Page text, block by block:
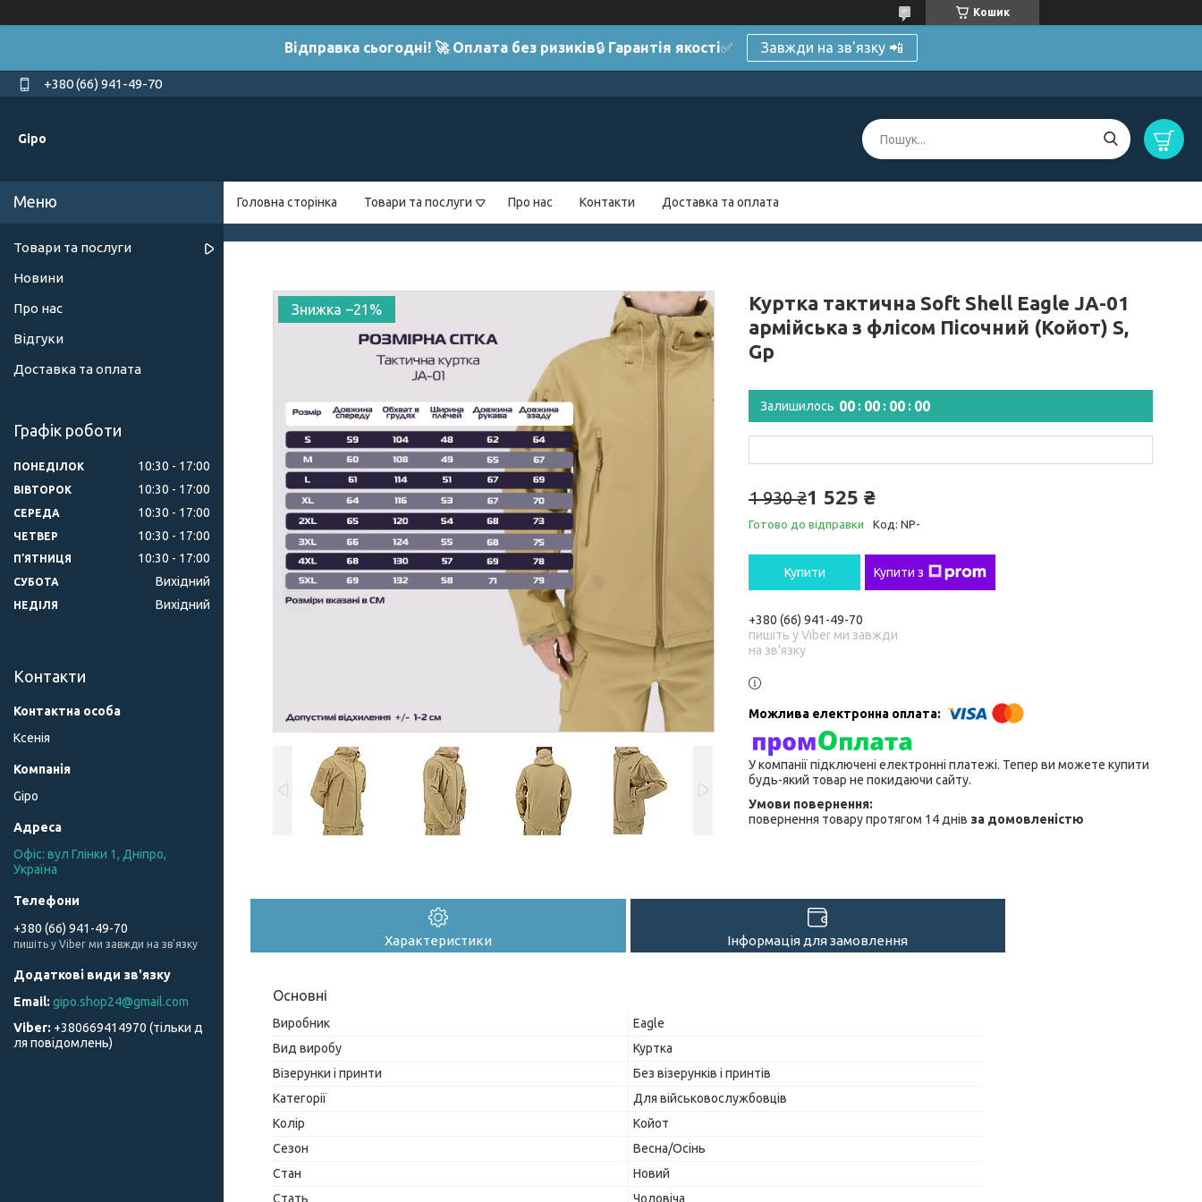
Кошик
Відправка сьогодні! 🚀 Оплата без ризиків🔒 Гарантія якості✅ Завжди на зв'язку 📲
+380 (66) 941-49-70
Gipo
Головна сторінка Товари та послуги Про нас Контакти Доставка та оплата
–21%
Куртка тактична Soft Shell Eagle JA-01
армійська з флісом Пісочний (Койот) S,
Gp
Залишилось 00 00 00 00
1 930 ₴1 525 ₴
Готово до відправки Код: NP-
Купити Купити з
+380 (66) 941-49-70
пишіть у Viber ми завжди
на зв'язку
У компанії підключені електронні платежі. Тепер ви можете купити
будь-який товар не покидаючи сайту.
повернення товару протягом 14 днів за домовленістю
Характеристики Інформація для замовлення
Основні
Виробник
Eagle
Вид виробу
Куртка
Візерунки і принти
Без візерунків і принтів
Категорії
Для військовослужбовців
Колір
Койот
Сезон
Весна/Осінь
Стан
Новий
Стать
Чоловіча
Товари та послуги
Новини
Про нас
Відгуки
Доставка та оплата
Графік роботи
ПОНЕДІЛОК 10:30 17:00
ВІВТОРОК 10:30 17:00
СЕРЕДА 10:30 17:00
ЧЕТВЕР 10:30 17:00
ПʼЯТНИЦЯ 10:30 17:00
СУБОТА Вихідний
НЕДІЛЯ Вихідний
Контакти
Ксенія
Gipo
Офіс: вул Глінки 1, Дніпро,
Україна
+380 (66) 941-49-70
пишіть у Viber ми завжди на зв'язку
gipo.shop24@gmail.com
+380669414970 (тільки д
ля повідомлень)